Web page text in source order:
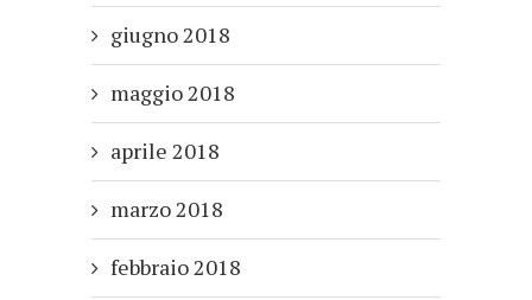
giugno 2018
maggio 2018
aprile 2018
marzo 2018
febbraio 2018